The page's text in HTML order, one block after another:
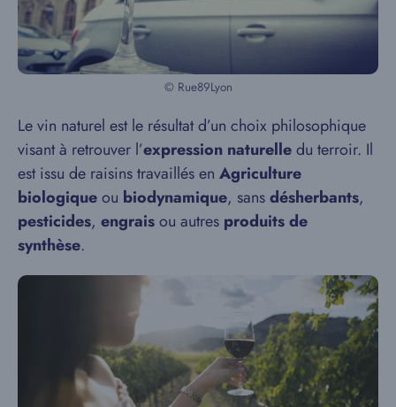
© Rue89Lyon
Le vin naturel est le résultat d’un choix philosophique
visant à retrouver l’expression naturelledu terroir. Il
est issu de raisins travaillés en Agriculture
biologiqueou biodynamique, sansdésherbants,
pesticides, engraisou autres produits de
synthèse.